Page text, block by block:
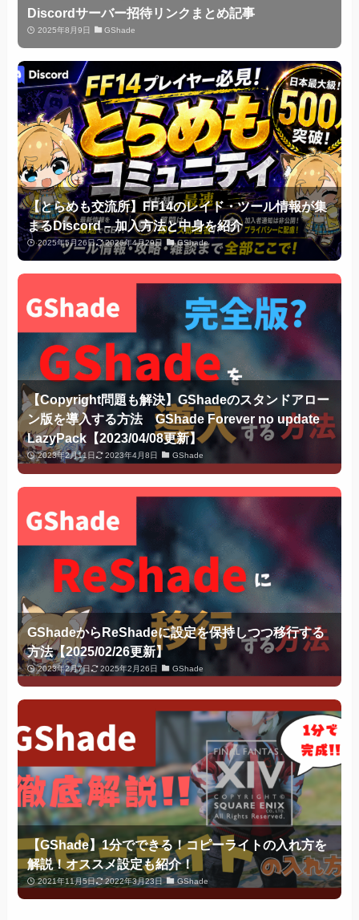
Discordサーバー招待リンクまとめ記事
2025年8月9日 GShade
【とらめも交流所】FF14のレイド・ツール情報が集
まるDiscord – 加入方法と中身を紹介
2025年5月26日 2026年4月29日 GShade
【Copyright問題も解決】GShadeのスタンドアロー
ン版を導入する方法 GShade Forever no update
LazyPack【2023/04/08更新】
2023年2月11日 2023年4月8日 GShade
GShadeからReShadeに設定を保持しつつ移行する
方法【2025/02/26更新】
2023年2月7日 2025年2月26日 GShade
【GShade】1分でできる！コピーライトの入れ方を
解説！オススメ設定も紹介！
2021年11月5日 2022年3月23日 GShade